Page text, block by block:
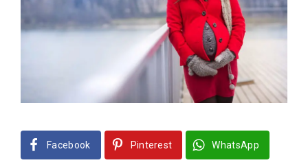
Facebook Pinterest WhatsApp